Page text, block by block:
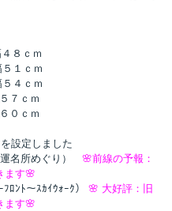
ｍ
ｍ
ｍ
ｍ
ｍ
設定しました
所めぐり） 🌸前線の予報：
ます🌸
ﾄ～ｽｶｲｳｫｰｸ） 🌸 大好評：旧
ます🌸